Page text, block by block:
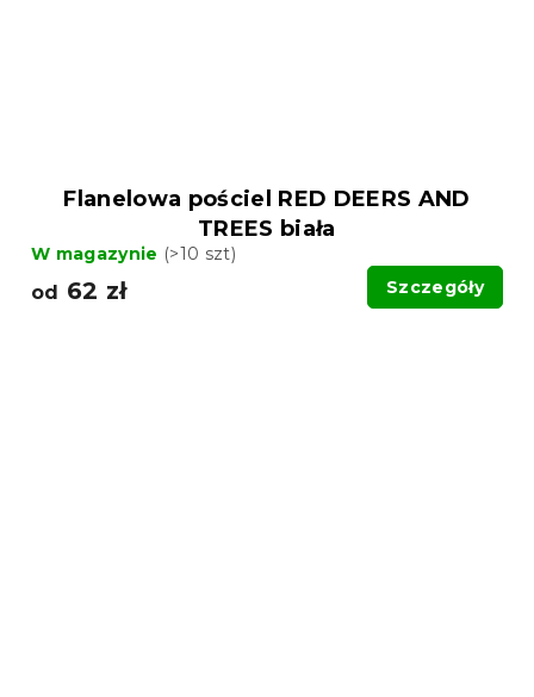
Flanelowa pościel RED DEERS AND
TREES biała
W magazynie (>10 szt)
od 62 zł Szczegóły